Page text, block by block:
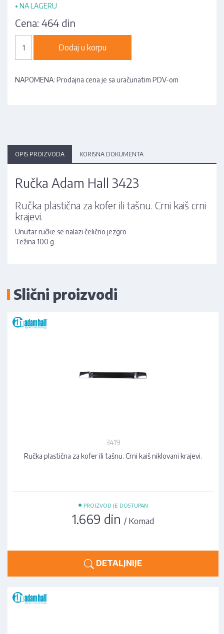
• NA LAGERU
Cena: 464 din
Dodaj u korpu
NAPOMENA: Prodajna cena je sa uračunatim PDV-om
OPIS PROIZVODA KORISNA DOKUMENTA
Ručka Adam Hall 3423
Ručka plastična za kofer ili tašnu. Crni kaiš crni
krajevi.
Unutar ručke se nalazi čelično jezgro
Težina 100 g
Slični proizvodi
3419
Ručka plastična za kofer ili tašnu. Crni kaiš niklovani krajevi.
• PROIZVOD JE DOSTUPAN
1.669 din / Komad
DETALJNIJE